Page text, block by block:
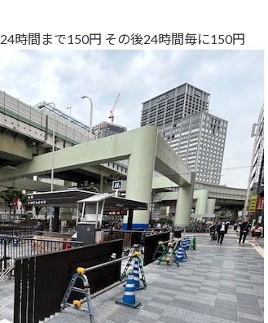
時間まで150円 その後24時間毎に150円